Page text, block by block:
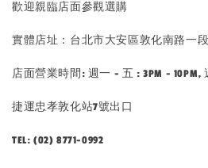
歡迎親臨店面參觀選購
實體店址：台北市大安區敦化南路一段
店面營業時間: 週一 - 五 : 3PM - 10PM,
捷運忠孝敦化站7號出口
TEL: (02) 8771-0992